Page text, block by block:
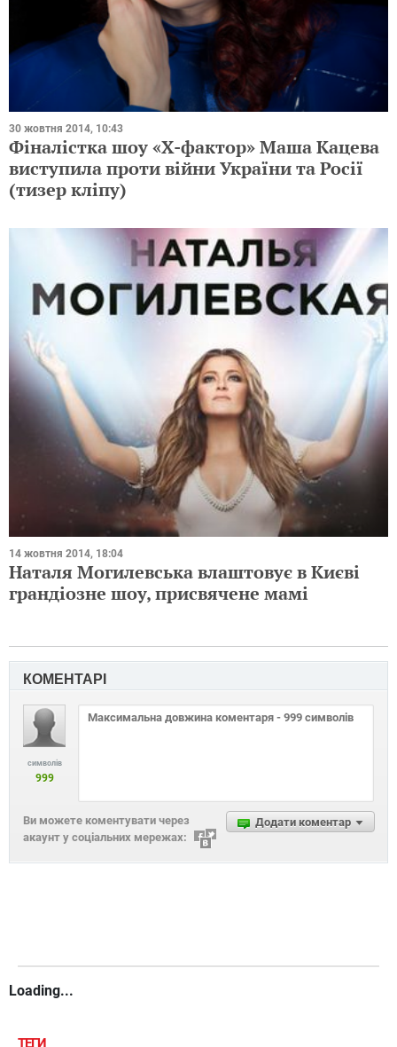
30 жовтня 2014, 10:43
Фіналістка шоу «Х-фактор» Маша Кацева
виступила проти війни України та Росії
(тизер кліпу)
14 жовтня 2014, 18:04
Наталя Могилевська влаштовує в Києві
грандіозне шоу, присвячене мамі
КОМЕНТАРІ
символів
999
Додати коментар
Ви можете коментувати через
акаунт у соціальних мережах:
Loading...
ТЕГИ